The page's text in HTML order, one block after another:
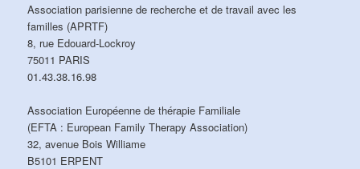
Association parisienne de recherche et de travail avec les
familles (APRTF)
8, rue Edouard-Lockroy
75011 PARIS
01.43.38.16.98
Association Européenne de thérapie Familiale
(EFTA : European Family Therapy Association)
32, avenue Bois Williame
B5101 ERPENT